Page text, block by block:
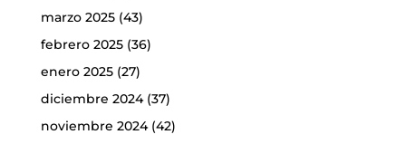
marzo 2025(43)
febrero 2025(36)
enero 2025(27)
diciembre 2024(37)
noviembre 2024(42)